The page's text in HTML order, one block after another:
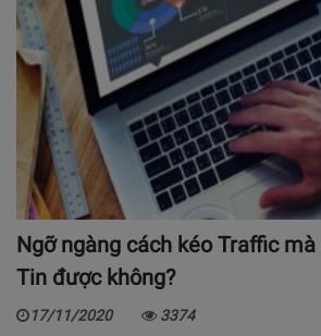
Ngỡ ngàng cách kéo Traffic mà
Tin được không?
17/11/2020 3374